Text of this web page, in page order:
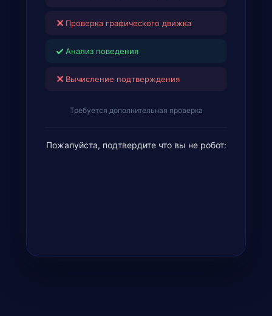
✕ Проверка графического движка
✓ Анализ поведения
✕ Вычисление подтверждения
Требуется дополнительная проверка
Пожалуйста, подтвердите что вы не робот: